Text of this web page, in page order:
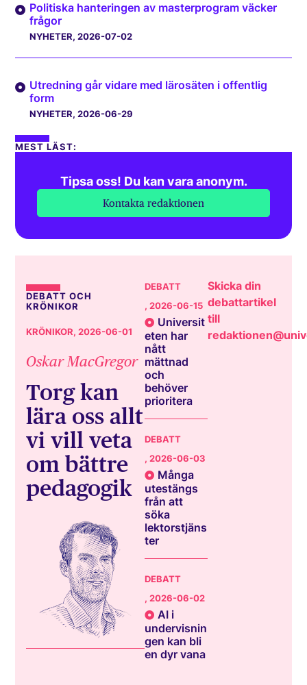
Politiska hanteringen av masterprogram väcker
frågor
NYHETER, 2026-07-02
Utredning går vidare med lärosäten i offentlig
form
NYHETER, 2026-06-29
MEST LÄST:
Tipsa oss! Du kan vara anonym.
Kontakta redaktionen
DEBATT OCH
KRÖNIKOR
KRÖNIKOR, 2026-06-01
Oskar MacGregor
Torg kan
lära oss allt
vi vill veta
om bättre
pedagogik
DEBATT
, 2026-06-15
Universit
eten har
nått
mättnad
och
behöver
prioritera
DEBATT
, 2026-06-03
Många
utestängs
från att
söka
lektorstjäns
ter
DEBATT
, 2026-06-02
AI i
undervisnin
gen kan bli
en dyr vana
Skicka din
debattartikel
till